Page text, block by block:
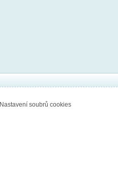
Nastavení soubrů cookies